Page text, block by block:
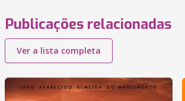
Publicações relacionadas
Ver a lista completa